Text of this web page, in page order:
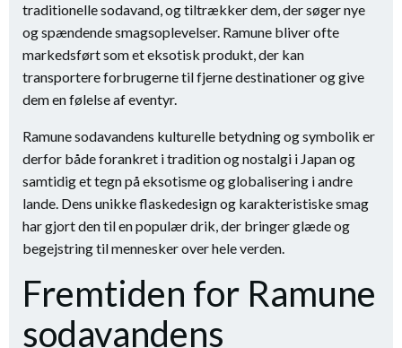
traditionelle sodavand, og tiltrækker dem, der søger nye
og spændende smagsoplevelser. Ramune bliver ofte
markedsført som et eksotisk produkt, der kan
transportere forbrugerne til fjerne destinationer og give
dem en følelse af eventyr.
Ramune sodavandens kulturelle betydning og symbolik er
derfor både forankret i tradition og nostalgi i Japan og
samtidig et tegn på eksotisme og globalisering i andre
lande. Dens unikke flaskedesign og karakteristiske smag
har gjort den til en populær drik, der bringer glæde og
begejstring til mennesker over hele verden.
Fremtiden for Ramune
sodavandens